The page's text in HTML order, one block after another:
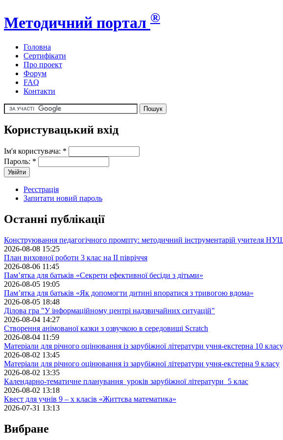
Методичний портал ®
Головна
Сертифікати
Про проект
Форум
FAQ
Контакти
Користувацький вхід
Ім'я користувача: *
Пароль: *
Реєстрація
Запитати новий пароль
Останні публікації
Конструювання педагогічного промпту: методичний інструментарій учителя
2026-08-08 15:25
План виховної роботи 3 клас на II півріччя
2026-08-06 11:45
Пам’ятка для батьків «Секрети ефективної бесіди з дітьми»
2026-08-05 19:05
Пам’ятка для батьків «Як допомогти дитині впоратися з тривогою вдома»
2026-08-05 18:48
Ділова гра "У інформаційному центрі надзвичайних ситуацій"
2026-08-04 14:27
Створення анімованої казки з озвучкою в середовищі Scratch
2026-08-04 11:59
Матеріали для річного оцінювання із зарубіжної літератури учня-екстерна 10 класу
2026-08-02 13:45
Матеріали для річного оцінювання із зарубіжної літератури учня-екстерна 9 класу
2026-08-02 13:35
Календарно-тематичне планування уроків зарубіжної літератури 5 клас
2026-08-02 13:18
Квест для учнів 9 – х класів «Життєва математика»
2026-07-31 13:13
Вибране